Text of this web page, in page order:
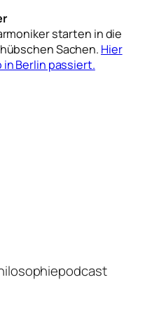
starten in die
Sachen. Hier
in Berlin passiert.